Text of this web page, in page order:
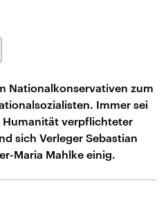
Nationalkonservativen zum
Immer sei
verpflichteter
sich Verleger Sebastian
Maria Mahlke einig.